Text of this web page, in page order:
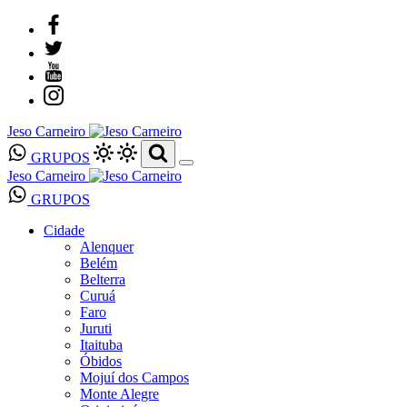
Jeso Carneiro
GRUPOS
Jeso Carneiro
GRUPOS
Cidade
Alenquer
Belém
Belterra
Curuá
Faro
Juruti
Itaituba
Óbidos
Mojuí dos Campos
Monte Alegre